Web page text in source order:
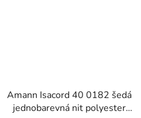
Amann Isacord 40 0182 šedá
jednobarevná nit polyester